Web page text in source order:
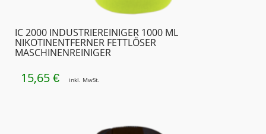
IC 2000 INDUSTRIEREINIGER 1000 ML
NIKOTINENTFERNER FETTLÖSER
MASCHINENREINIGER
15,65 € inkl. MwSt.